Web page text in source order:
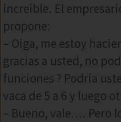
increible. El
propone:
– Oiga, me estoy
gracias a usted, no
funciones ? Podria
vaca de 5 a 6 y luego
– Bueno, vale…. Pero